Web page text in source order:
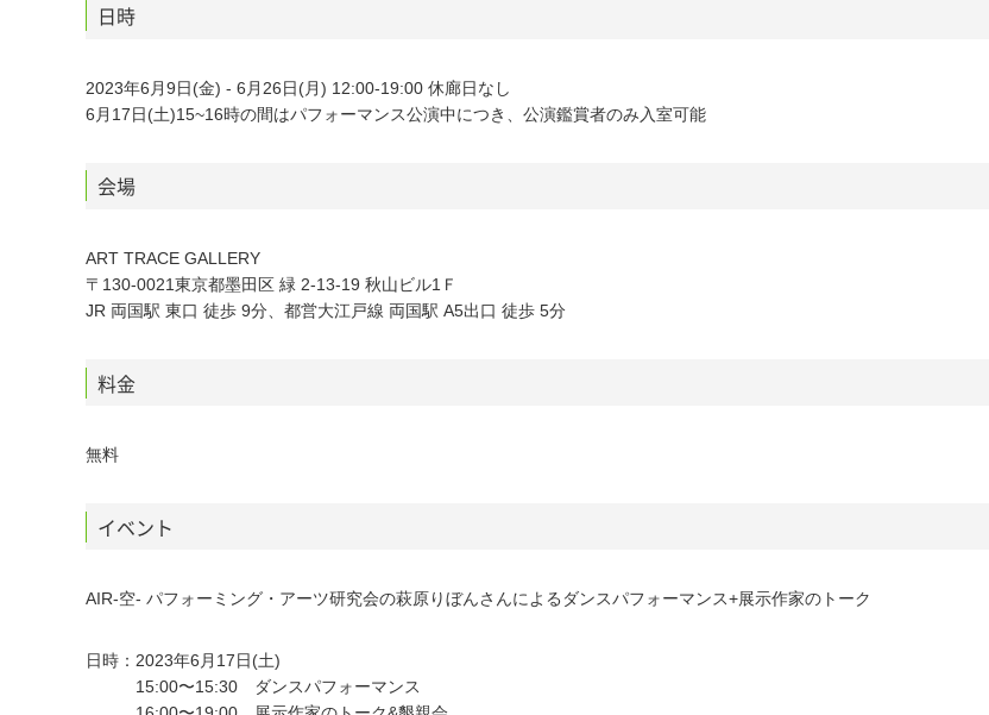
日時
2023年6月9日(金) - 6月26日(月) 12:00-19:00 休廊日なし
6月17日(土)15~16時の間はパフォーマンス公演中につき、公演鑑賞者のみ入室可能
会場
ART TRACE GALLERY
〒130-0021東京都墨田区 緑 2-13-19 秋山ビル1Ｆ
JR 両国駅 東口 徒歩 9分、都営大江戸線 両国駅 A5出口 徒歩 5分
料金
無料
イベント
AIR-空- パフォーミング・アーツ研究会の萩原りぼんさんによるダンスパフォーマンス+展示作家のトーク
日時：2023年6月17日(土)
15:00〜15:30 ダンスパフォーマンス